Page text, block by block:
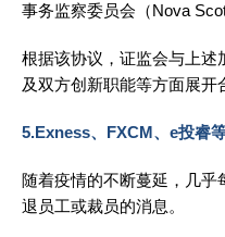
事务监察委员会（Nova
根据该协议，证监会与上述
及双方创新职能等方面展开
5.Exness、FXCM、e投睿
随着疫情的不断蔓延，几
退员工或裁员的消息。